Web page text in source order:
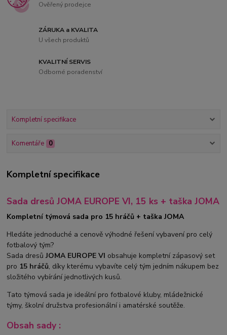
Ověřený prodejce
ZÁRUKA a KVALITA
U všech produktů
KVALITNÍ SERVIS
Odborné poradenství
Kompletní specifikace
Komentáře 0
Kompletní specifikace
Sada dresů JOMA EUROPE VI, 15 ks + taška JOMA
Kompletní týmová sada pro 15 hráčů + taška JOMA
Hledáte jednoduché a cenově výhodné řešení vybavení pro celý
fotbalový tým?
Sada dresůJOMA EUROPE VI obsahuje kompletní zápasový set
pro 15 hráčů, díky kterému vybavíte celý tým jedním nákupem bez
složitého vybírání jednotlivých kusů.
Tato týmová sada je ideální pro fotbalové kluby, mládežnické
týmy, školní družstva profesionální i amatérské soutěže.
Obsah sady :